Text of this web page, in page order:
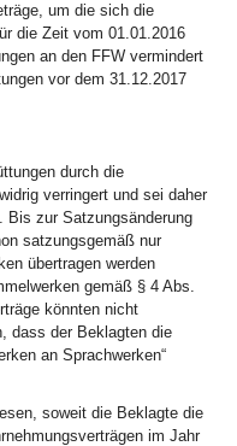
um die sich die
die Zeit vom 01.01.2016
an den FFW vermindert
vor dem 31.12.2017
durch die
verringert und sei daher
Bis zur Satzungsänderung
satzungsgemäß nur
übertragen werden
gemäß § 4 Abs.
könnten nicht
dass der Beklagten die
an Sprachwerken“
soweit die Beklagte die
im Jahr